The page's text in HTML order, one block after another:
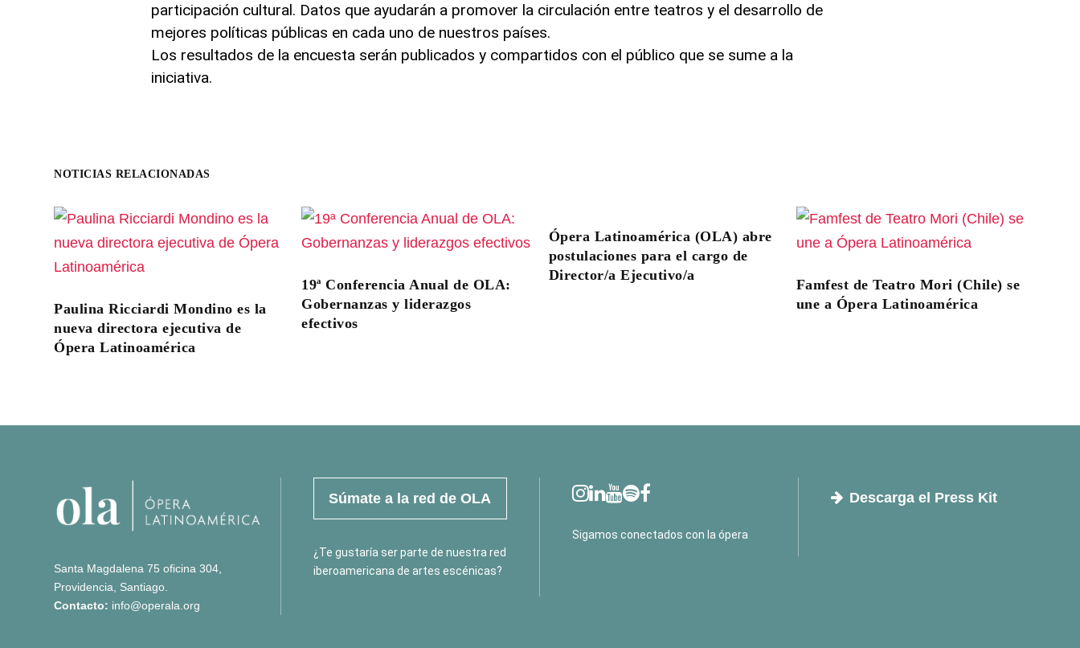
participación cultural. Datos que ayudarán a promover la circulación entre teatros y el desarrollo de
mejores políticas públicas en cada uno de nuestros países.
Los resultados de la encuesta serán publicados y compartidos con el público que se sume a la
iniciativa.
NOTICIAS RELACIONADAS
Paulina Ricciardi Mondino es la
nueva directora ejecutiva de
Ópera Latinoamérica
19ª Conferencia Anual de OLA:
Gobernanzas y liderazgos
efectivos
Ópera Latinoamérica (OLA) abre
postulaciones para el cargo de
Director/a Ejecutivo/a
Famfest de Teatro Mori (Chile) se
une a Ópera Latinoamérica
Santa Magdalena 75 oficina 304,
Providencia, Santiago.
Contacto: info@operala.org
Súmate a la red de OLA
¿Te gustaría ser parte de nuestra red
iberoamericana de artes escénicas?
Sigamos conectados con la ópera
Descarga el Press Kit